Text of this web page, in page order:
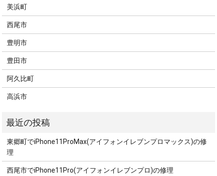
美浜町
西尾市
豊明市
豊田市
阿久比町
高浜市
東郷町でiPhone11ProMax(アイフォンイレブンプロマックス)の修
理
西尾市でiPhone11Pro(アイフォンイレブンプロ)の修理